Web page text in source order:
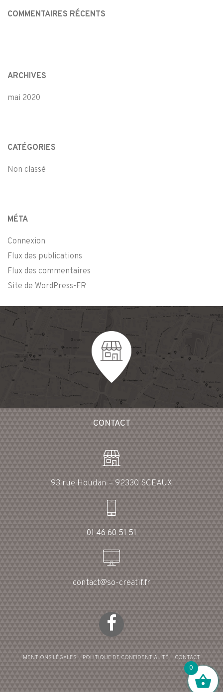
COMMENTAIRES RÉCENTS
ARCHIVES
mai 2020
CATÉGORIES
Non classé
MÉTA
Connexion
Flux des publications
Flux des commentaires
Site de WordPress-FR
CONTACT
93 rue Houdan – 92330 SCEAUX
01 46 60 51 51
contact@so-creatif.fr
MENTIONS LÉGALES POLITIQUE DE CONFIDENTIALITÉ CONTACT
0